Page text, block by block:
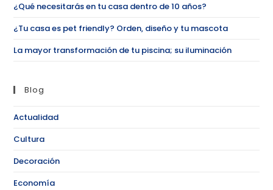
¿Qué necesitarás en tu casa dentro de 10 años?
¿Tu casa es pet friendly? Orden, diseño y tu mascota
La mayor transformación de tu piscina; su iluminación
Blog
Actualidad
Cultura
Decoración
Economía